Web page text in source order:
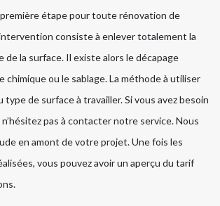
étape pour toute rénovation de
consiste à enlever totalement la
de la surface. Il existe alors le décapage
chimique ou le sablage. La méthode à utiliser
de surface à travailler. Si vous avez besoin
pas à contacter notre service. Nous
en amont de votre projet. Une fois les
vous pouvez avoir un aperçu du tarif